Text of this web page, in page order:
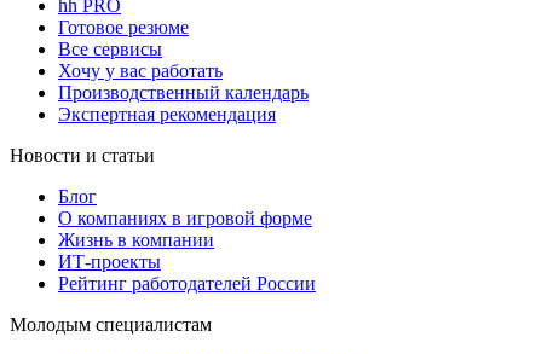
hh PRO
Готовое резюме
Все сервисы
Хочу у вас работать
Производственный календарь
Экспертная рекомендация
Новости и статьи
Блог
О компаниях в игровой форме
Жизнь в компании
ИТ-проекты
Рейтинг работодателей России
Молодым специалистам